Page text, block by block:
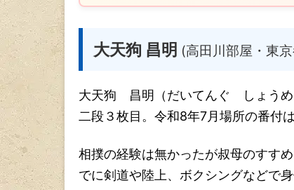
大天狗 昌明 (高田川部屋・東
大天狗 昌明（だいてんぐ しょうめ
二段３枚目。令和8年7月場所の番付
相撲の経験は無かったが叔母のすす
でに剣道や陸上、ボクシングなどで